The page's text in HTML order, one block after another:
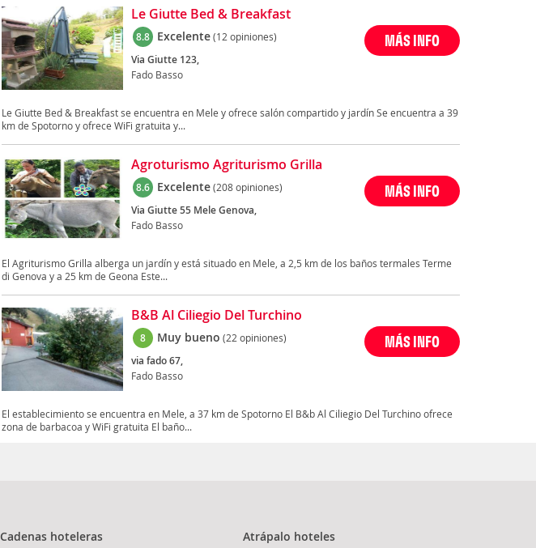
Le Giutte Bed & Breakfast
8.8 Excelente(12 opiniones)
Via Giutte 123,
Fado Basso
MÁS INFO
Le Giutte Bed & Breakfast se encuentra en Mele y ofrece salón compartido y jardín Se encuentra a 39
km de Spotorno y ofrece WiFi gratuita y...
Agroturismo Agriturismo Grilla
8.6 Excelente(208 opiniones)
Via Giutte 55 Mele Genova,
Fado Basso
MÁS INFO
El Agriturismo Grilla alberga un jardín y está situado en Mele, a 2,5 km de los baños termales Terme
di Genova y a 25 km de Geona Este...
B&B Al Ciliegio Del Turchino
8 Muy bueno (22 opiniones)
via fado 67,
Fado Basso
MÁS INFO
El establecimiento se encuentra en Mele, a 37 km de Spotorno El B&b Al Ciliegio Del Turchino ofrece
zona de barbacoa y WiFi gratuita El baño...
Cadenas hoteleras Atrápalo hoteles